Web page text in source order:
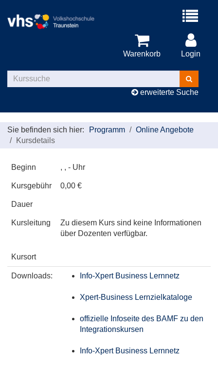
Menü
Warenkorb Login
Kurse
suchen
erweiterte Suche
Sie befinden sich hier: Programm
Online Angebote
Kursdetails
Beginn , , - Uhr
Kursgebühr 0,00 €
Dauer
Kursleitung
Zu diesem Kurs sind keine Informationen
über Dozenten verfügbar.
Kursort
Downloads: Info-Xpert Business Lernnetz
Xpert-Business Lernzielkataloge
offizielle Infoseite des BAMF zu den
Integrationskursen
Info-Xpert Business Lernnetz